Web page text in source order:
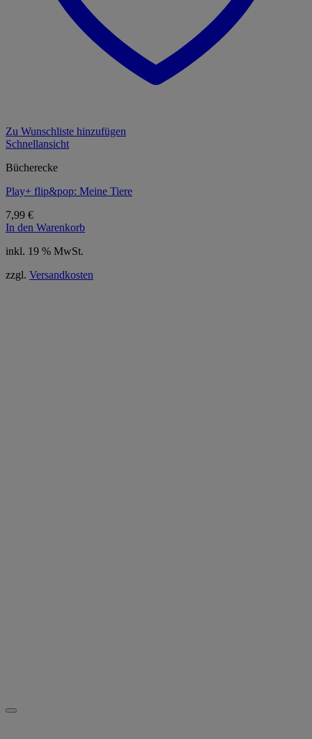
Zu Wunschliste hinzufügen
Schnellansicht
Bücherecke
Play+ flip&pop: Meine Tiere
7,99 €
In den Warenkorb
inkl. 19 % MwSt.
zzgl. Versandkosten